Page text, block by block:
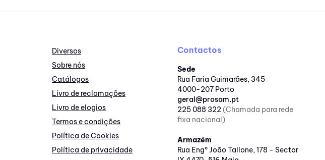
Diversos
Sobre nós
Catálogos
Livro de reclamações
Livro de elogios
Termos e condições
Política de Cookies
Política de privacidade
Contactos
Sede
Rua Faria Guimarães, 345
4000-207 Porto
geral@prosam.pt
225 088 322(Chamada para rede
fixa nacional)
Armazém
Rua Engº João Tallone, 178 - Sector